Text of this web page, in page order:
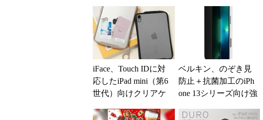
iFace、Touch IDに対
応したiPad mini（第6
世代）向けクリアケ
ベルキン、のぞき見
防止＋抗菌加工のiPh
one 13シリーズ向け強